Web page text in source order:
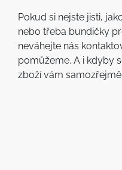
Pokud si nejste jisti,
nebo třeba bundičky
neváhejte nás
pomůžeme. A i kdyby
zboží vám